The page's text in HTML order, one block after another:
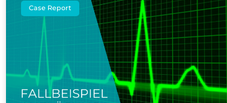
Case Report